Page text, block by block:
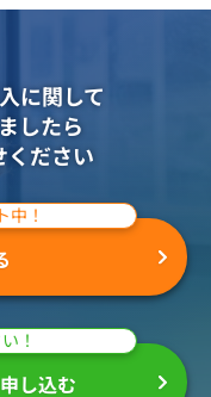
に関して
したら
ください
中！
！
し込む